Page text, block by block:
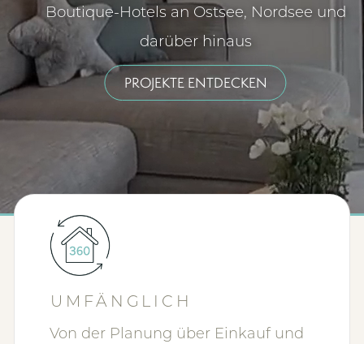
Boutique-Hotels an Ostsee, Nordsee und
darüber hinaus
PROJEKTE ENTDECKEN
UMFÄNGLICH
Von der Planung über Einkauf und